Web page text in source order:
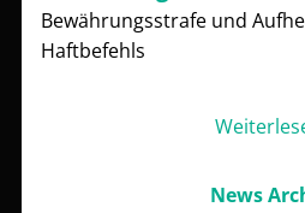
Bewährungsstrafe und
Haftbefehls
News